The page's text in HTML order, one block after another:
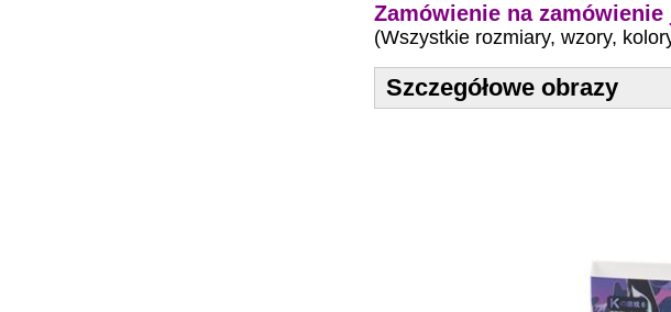
Zamówienie na
(Wszystkie rozmiary, wzory,
Szczegółowe obrazy